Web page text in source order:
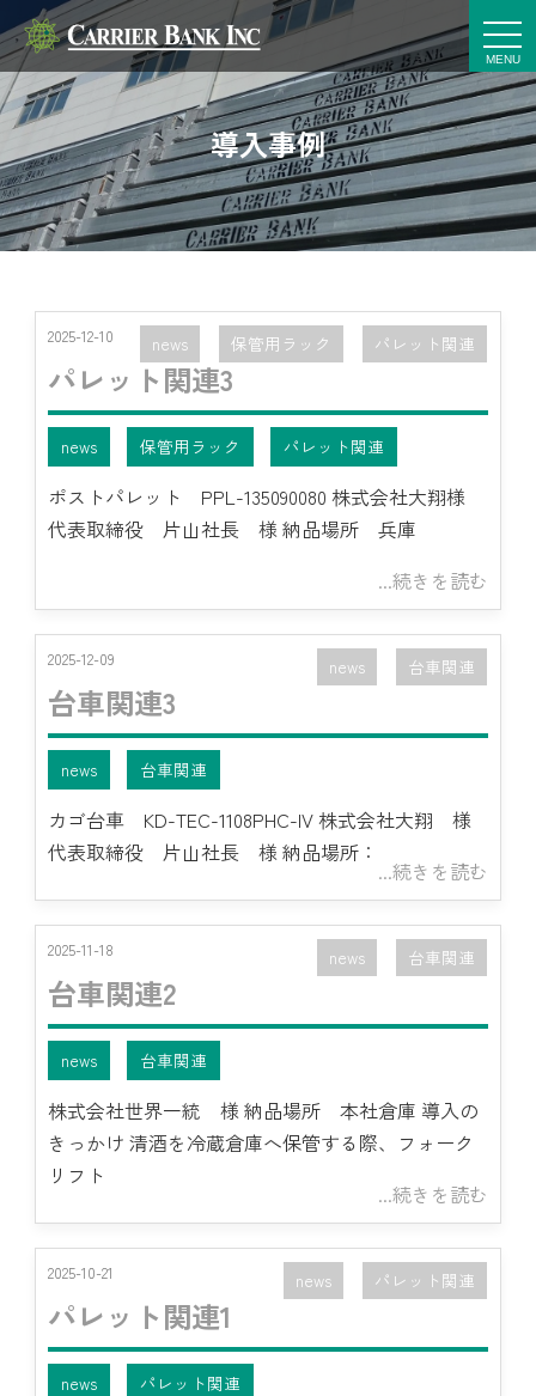
t
o
g
g
e
n
a
v
i
a
導入事例
2025-12-10
パレット関連3
news 保管用ラック パレット関連
news 保管用ラック パレット関連
ポストパレット PPL-135090080 株式会社大翔様
代表取締役 片山社長 様 納品場所 兵庫
...続きを読む
2025-12-09
台車関連3
news 台車関連
news 台車関連
カゴ台車 KD-TEC-1108PHC-IV 株式会社大翔 様
代表取締役 片山社長 様 納品場所：
...続きを読む
2025-11-18
台車関連2
news 台車関連
news 台車関連
株式会社世界一統 様 納品場所 本社倉庫 導入の
きっかけ 清酒を冷蔵倉庫へ保管する際、フォーク
リフト
...続きを読む
2025-10-21
パレット関連1
news パレット関連
news パレット関連